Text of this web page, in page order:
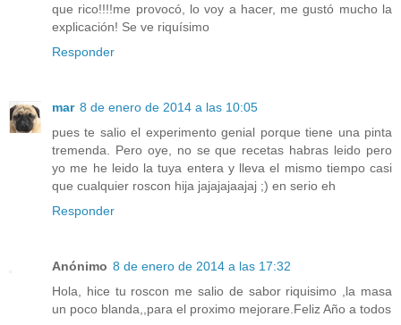
que rico!!!!me provocó, lo voy a hacer, me gustó mucho la
explicación! Se ve riquísimo
Responder
mar 8 de enero de 2014 a las 10:05
pues te salio el experimento genial porque tiene una pinta
tremenda. Pero oye, no se que recetas habras leido pero
yo me he leido la tuya entera y lleva el mismo tiempo casi
que cualquier roscon hija jajajajaajaj ;) en serio eh
Responder
Anónimo 8 de enero de 2014 a las 17:32
Hola, hice tu roscon me salio de sabor riquisimo ,la masa
un poco blanda,,para el proximo mejorare.Feliz Año a todos